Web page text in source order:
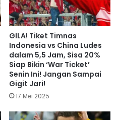
GILA! Tiket Timnas
Indonesia vs China Ludes
dalam 5,5 Jam, Sisa 20%
Siap Bikin ‘War Ticket’
Senin Ini! Jangan Sampai
Gigit Jari!
17 Mei 2025